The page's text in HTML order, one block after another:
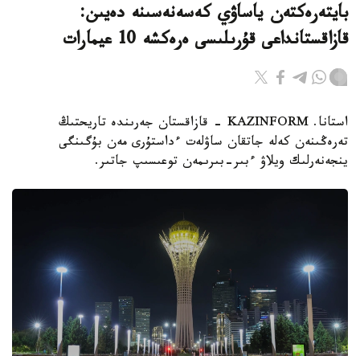
بايتەرەكتەن ياساۋي كەسەنەسىنە دەيىن:
قازاقستانداعى قۇرىلىسى ەرەكشە 10 عيمارات
استانا. KAZINFORM - قازاقستان جەرىندە تاريحتىڭ
تەرەڭىنەن كەلە جاتقان ساۋلەت ءداستۇرى مەن بۇگىنگى
ينجەنەرلىك ويلاۋ ءبىر-بىرىمەن توعىسىپ جاتىر.